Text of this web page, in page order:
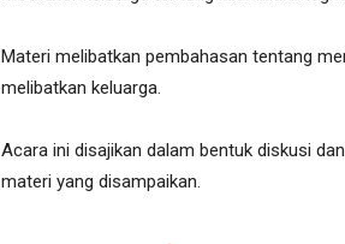
Materi melibatkan pembahasan tentang
melibatkan keluarga.
Acara ini disajikan dalam bentuk diskusi
materi yang disampaikan.